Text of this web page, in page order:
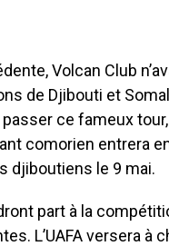
Volcan Club
de Djibouti et
ce fameux
comorien entrera
djiboutiens le 9 mai.
part à la
L’UAFA versera à